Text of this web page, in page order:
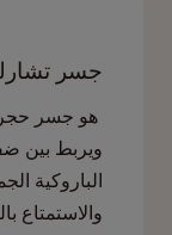
جسر
هو جسر
ويربط بين
الباروكية
والاستمتاع